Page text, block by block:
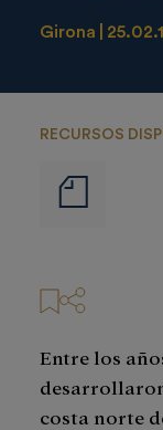
Girona
RECURSOS
de
Entre los
costa norte